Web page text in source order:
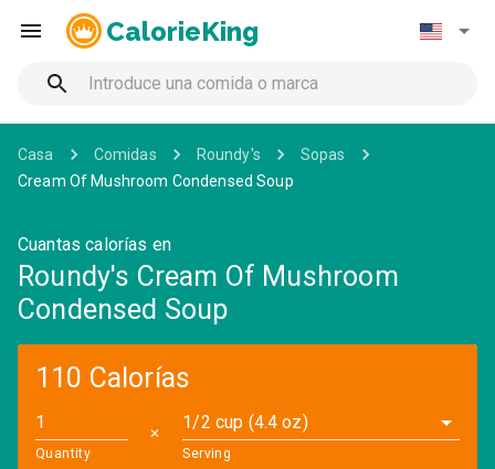
CalorieKing
Casa Comidas Roundy's
Sopas
Cream Of Mushroom Condensed Soup
Cuantas calorías en
Roundy's Cream Of Mushroom
Condensed Soup
110 Calorías
Quantity
✕
1/2 cup (4.4 oz)
Serving